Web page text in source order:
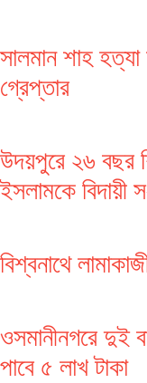
সালমান শাহ
গ্রেপ্তার
উদয়পুরে ২৬ বছর
ইসলামকে বিদায়ী
বিশ্বনাথে
ওসমানীনগরে দুই
পাবে ৫ লাখ টাকা